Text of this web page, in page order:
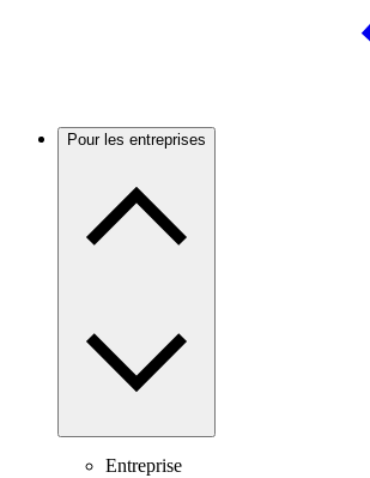
Pour les entreprises
Entreprise